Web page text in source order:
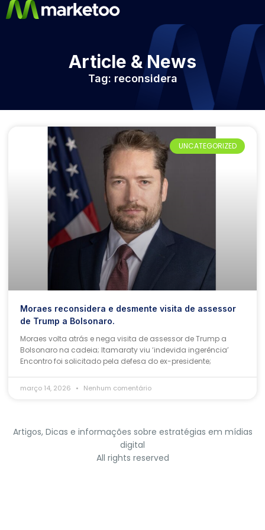
Article & News
Tag: reconsidera
UNCATEGORIZED
Moraes reconsidera e desmente visita de assessor
de Trump a Bolsonaro.
Moraes volta atrás e nega visita de assessor de Trump a
Bolsonaro na cadeia; Itamaraty viu ‘indevida ingerência’
Encontro foi solicitado pela defesa do ex-presidente;
março 14, 2026 Nenhum comentário
Artigos, Dicas e informações sobre estratégias em mídias
digital
All rights reserved